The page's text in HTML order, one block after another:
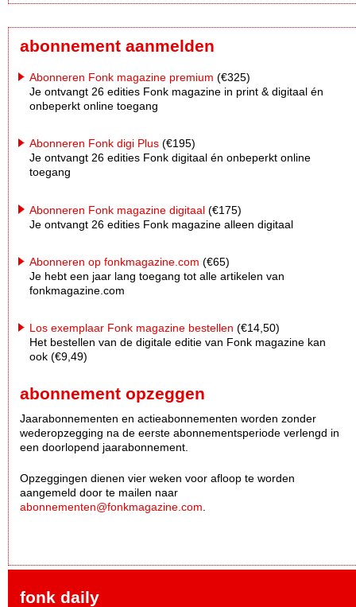
abonnement aanmelden
Abonneren Fonk magazine premium (€325)
Je ontvangt 26 edities Fonk magazine in print & digitaal én
onbeperkt online toegang
Abonneren Fonk digi Plus (€195)
Je ontvangt 26 edities Fonk digitaal én onbeperkt online
toegang
Abonneren Fonk magazine digitaal (€175)
Je ontvangt 26 edities Fonk magazine alleen digitaal
Abonneren op fonkmagazine.com (€65)
Je hebt een jaar lang toegang tot alle artikelen van
fonkmagazine.com
Los exemplaar Fonk magazine bestellen (€14,50)
Het bestellen van de digitale editie van Fonk magazine kan
ook (€9,49)
abonnement opzeggen
Jaarabonnementen en actieabonnementen worden zonder
wederopzegging na de eerste abonnementsperiode verlengd in
een doorlopend jaarabonnement.
Opzeggingen dienen vier weken voor afloop te worden
aangemeld door te mailen naar
abonnementen@fonkmagazine.com
fonk daily